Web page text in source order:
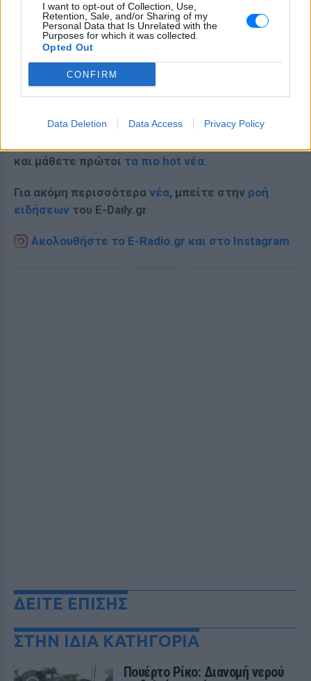
I want to opt-out of Collection, Use,
Retention, Sale, and/or Sharing of my
Personal Data that Is Unrelated with the
Purposes for which it was collected.
Opted Out
CONFIRM
Data Deletion Data Access Privacy Policy
και μάθετε πρώτοι τα πιο hot νέα.
Για ακόμη περισσότερα νέα, μπείτε στην ροή
ειδήσεων του E-Daily.gr
Ακολουθήστε το E-Radio.gr και στο Instagram
ΔΕΙΤΕ ΕΠΙΣΗΣ
ΣΤΗΝ ΙΔΙΑ ΚΑΤΗΓΟΡΙΑ
Πουέρτο Ρίκο: Διανομή νερού